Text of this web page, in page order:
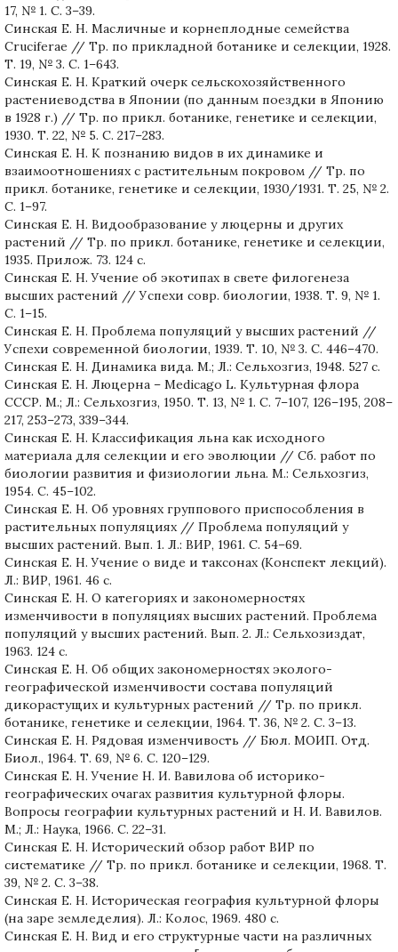
17, № 1. С. 3–39.
Синская Е. Н. Масличные и корнеплодные семейства
Cruciferae // Тр. по прикладной ботанике и селекции, 1928.
Т. 19, № 3. С. 1–643.
Синская Е. Н. Краткий очерк сельскохозяйственного
растениеводства в Японии (по данным поездки в Японию
в 1928 г.) // Тр. по прикл. ботанике, генетике и селекции,
1930. Т. 22, № 5. С. 217–283.
Синская Е. Н. К познанию видов в их динамике и
взаимоотношениях с растительным покровом // Тр. по
прикл. ботанике, генетике и селекции, 1930/1931. Т. 25, № 2.
С. 1–97.
Синская Е. Н. Видообразование у люцерны и других
растений // Тр. по прикл. ботанике, генетике и селекции,
1935. Прилож. 73. 124 с.
Синская Е. Н. Учение об экотипах в свете филогенеза
высших растений // Успехи совр. биологии, 1938. Т. 9, № 1.
С. 1–15.
Синская Е. Н. Проблема популяций у высших растений //
Успехи современной биологии, 1939. Т. 10, № 3. С. 446–470.
Синская Е. Н. Динамика вида. М.; Л.: Сельхозгиз, 1948. 527 с.
Синская Е. Н. Люцерна – Medicago L. Культурная флора
СССР. М.; Л.: Сельхозгиз, 1950. Т. 13, № 1. С. 7–107, 126–195, 208–
217, 253–273, 339–344.
Синская Е. Н. Классификация льна как исходного
материала для селекции и его эволюции // Сб. работ по
биологии развития и физиологии льна. М.: Сельхозгиз,
1954. С. 45–102.
Синская Е. Н. Об уровнях группового приспособления в
растительных популяциях // Проблема популяций у
высших растений. Вып. 1. Л.: ВИР, 1961. С. 54–69.
Синская Е. Н. Учение о виде и таксонах (Конспект лекций).
Л.: ВИР, 1961. 46 с.
Синская Е. Н. О категориях и закономерностях
изменчивости в популяциях высших растений. Проблема
популяций у высших растений. Вып. 2. Л.: Сельхозиздат,
1963. 124 с.
Синская Е. Н. Об общих закономерностях эколого-
географической изменчивости состава популяций
дикорастущих и культурных растений // Тр. по прикл.
ботанике, генетике и селекции, 1964. Т. 36, № 2. С. 3–13.
Синская Е. Н. Рядовая изменчивость // Бюл. МОИП. Отд.
Биол., 1964. Т. 69, № 6. С. 120–129.
Синская Е. Н. Учение Н. И. Вавилова об историко-
географических очагах развития культурной флоры.
Вопросы географии культурных растений и Н. И. Вавилов.
М.; Л.: Наука, 1966. С. 22–31.
Синская Е. Н. Исторический обзор работ ВИР по
систематике // Тр. по прикл. ботанике и селекции, 1968. Т.
39, № 2. С. 3–38.
Синская Е. Н. Историческая география культурной флоры
(на заре земледелия). Л.: Колос, 1969. 480 с.
Синская Е. Н. Вид и его структурные части на различных